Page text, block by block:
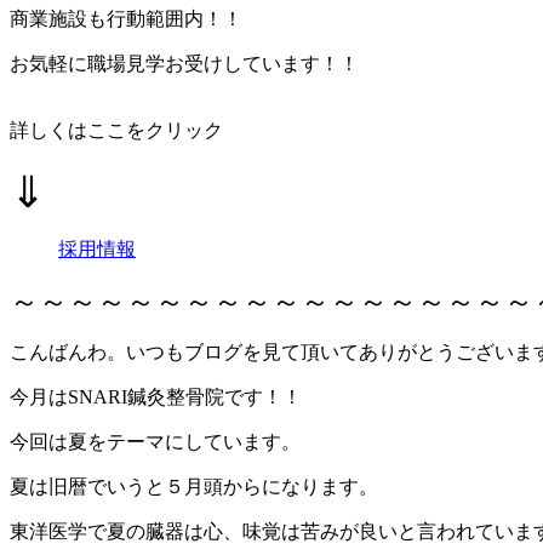
商業施設も行動範囲内！！
お気軽に職場見学お受けしています！！
詳しくはここをクリック
⇓
採用情報
～～～～～～～～～～～～～～～～～
こんばんわ。いつもブログを見て頂いてありがとうございま
今月はSNARI鍼灸整骨院です！！
今回は夏をテーマにしています。
夏は旧暦でいうと５月頭からになります。
東洋医学で夏の臓器は心、味覚は苦みが良いと言われていま